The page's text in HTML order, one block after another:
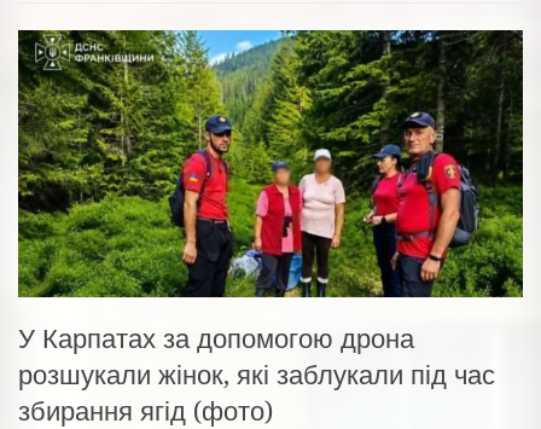
У Карпатах за допомогою дрона
розшукали жінок, які заблукали під час
збирання ягід (фото)